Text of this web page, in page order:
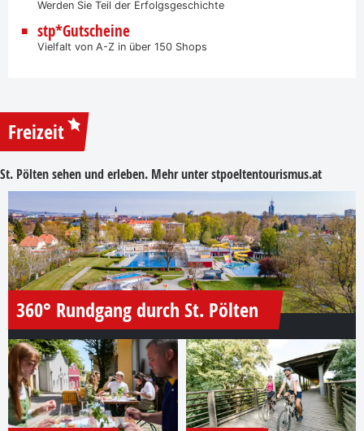
Werden Sie Teil der Erfolgsgeschichte
stp*Gutscheine
Vielfalt von A-Z in über 150 Shops
Freizeit
St. Pölten sehen und erleben. Mehr unterstpoeltentourismus.at
360° Rundgang durch St. Pölten